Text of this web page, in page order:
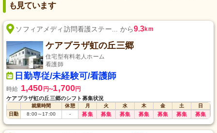
も見ています
ソフィアメディ訪問看護ステー... から9.3km
ケアプラザ虹の丘三郷
住宅型有料老人ホーム
看護師
日勤専従/未経験可/看護師
時給 1,450 円〜1,700円
ケアプラザ虹の丘三郷のシフト募集状況
就業時間 休憩 月 火 水 木 金 土
日
日勤
8:00～17:00 - 募集 募集 募集 募集 募集 募集 募集